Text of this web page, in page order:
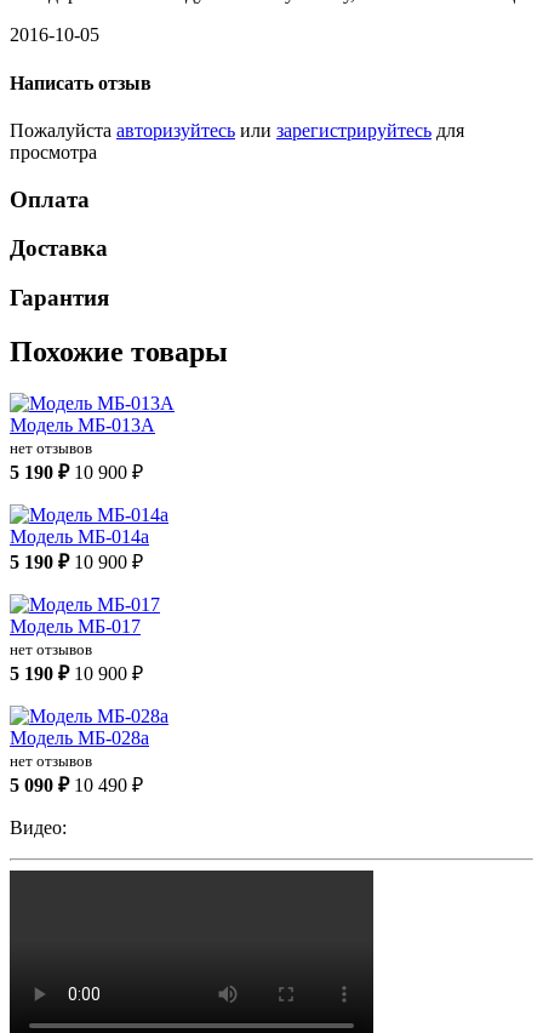
2016-10-05
Написать отзыв
Пожалуйста авторизуйтесь или зарегистрируйтесь для
просмотра
Оплата
Доставка
Гарантия
Похожие товары
Модель МБ-013А
нет отзывов
5 190 ₽ 10 900 ₽
Модель МБ-014а
5 190 ₽ 10 900 ₽
Модель МБ-017
нет отзывов
5 190 ₽ 10 900 ₽
Модель МБ-028а
нет отзывов
5 090 ₽ 10 490 ₽
Видео: